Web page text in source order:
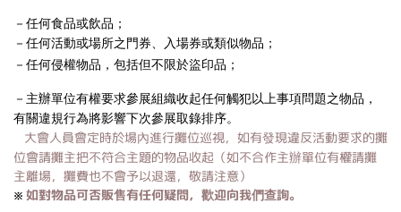
－任何食品或飲品；
－任何活動或場所之門券、入場券或類似物品；
－任何侵權物品，包括但不限於盜印品；
－主辦單位有權要求參展組織收起任何觸犯以上事項問題之物品，
有關違規行為將影響下次參展取錄排序。
大會人員會定時於場內進行攤位巡視，如有發現違反活動要求的攤
位會請攤主把不符合主題的物品收起（如不合作主辦單位有權請攤
主離場，攤費也不會予以退還，敬請注意）
※ 如對物品可否販售有任何疑問，歡迎向我們查詢。